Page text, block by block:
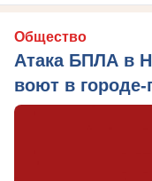
Общество
Атака БПЛА в
воют в городе-